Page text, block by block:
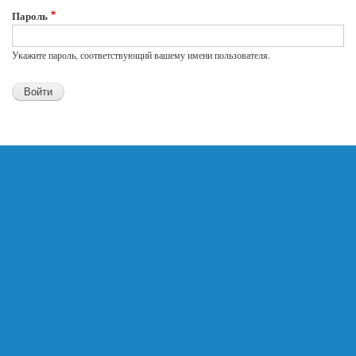
Пароль
Укажите пароль, соответствующий вашему имени пользователя.